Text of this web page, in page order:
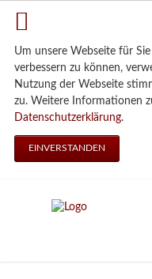
Um unsere Webseite für
verbessern zu können,
Nutzung der Webseite
zu. Weitere Informationen
Datenschutzerklärung.
EINVERSTANDEN